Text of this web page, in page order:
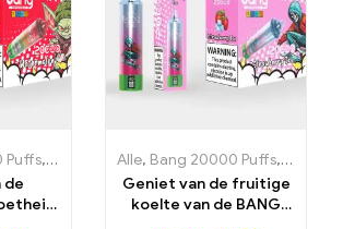
Puffs, wegwerp-e-sigaretten Zweden,
de
Alle, Bang 20000 Puffs,
Geniet van de fruitige
koelte van de BANG